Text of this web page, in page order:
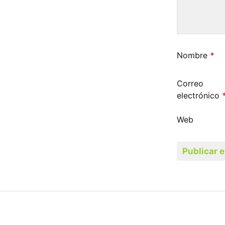
Nombre *
Correo
electrónico
Web